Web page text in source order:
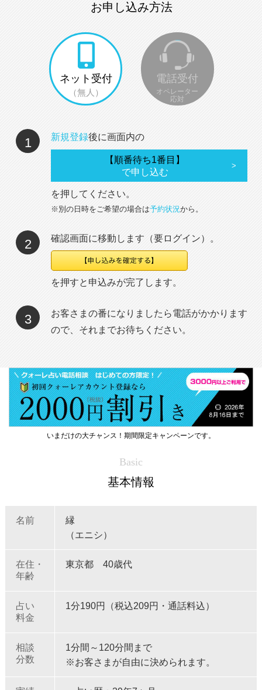
お申し込み方法
ネット受付
（無人）
電話受付
オペレーター
応対
1 新規登録後に画面内の
【順番待ち1番目】
で申し込む
を押してください。
※別の日時をご希望の場合は予約状況から。
2 確認画面に移動します（要ログイン）。
を押すと申込みが完了します。
3
お客さまの番になりましたら電話がかかります
ので、それまでお待ちください。
いまだけの大チャンス！期間限定キャンペーンです。
Basic
基本情報
名前
縁
（エニシ）
在住・
年齢
東京都 40歳代
占い
料金
1分190円（税込209円・通話料込）
相談
分数
1分間～120分間まで
※お客さまが自由に決められます。